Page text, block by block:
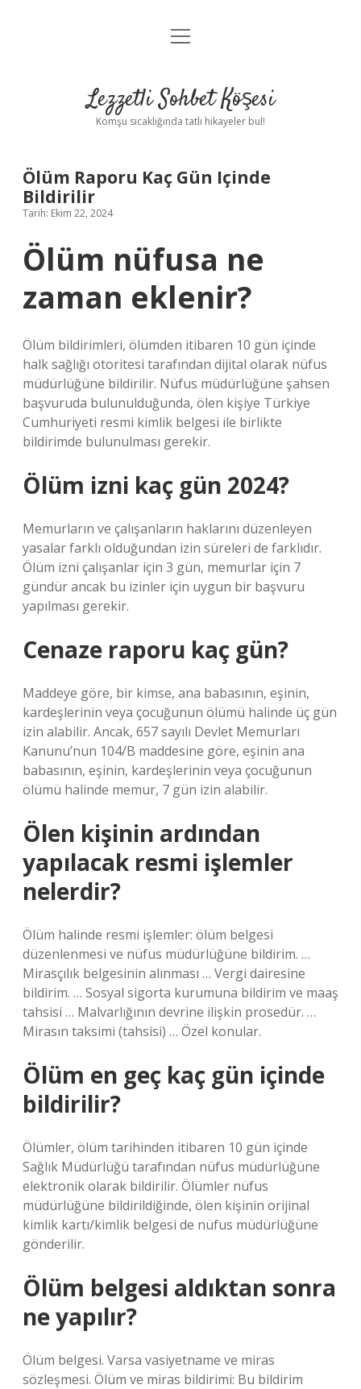
Anasayfa
Yasal Uyarı
menüyü
Lezzetli Sohbet Köşesi
Komşu sıcaklığında tatlı hikayeler bul!
Ölüm Raporu Kaç Gün Içinde
Bildirilir
Tarih: Ekim 22, 2024
Ölüm nüfusa ne
zaman eklenir?
Ölüm bildirimleri, ölümden itibaren 10 gün içinde
halk sağlığı otoritesi tarafından dijital olarak nüfus
müdürlüğüne bildirilir. Nüfus müdürlüğüne şahsen
başvuruda bulunulduğunda, ölen kişiye Türkiye
Cumhuriyeti resmi kimlik belgesi ile birlikte
bildirimde bulunulması gerekir.
Ölüm izni kaç gün 2024?
Memurların ve çalışanların haklarını düzenleyen
yasalar farklı olduğundan izin süreleri de farklıdır.
Ölüm izni çalışanlar için 3 gün, memurlar için 7
gündür ancak bu izinler için uygun bir başvuru
yapılması gerekir.
Cenaze raporu kaç gün?
Maddeye göre, bir kimse, ana babasının, eşinin,
kardeşlerinin veya çocuğunun ölümü halinde üç gün
izin alabilir. Ancak, 657 sayılı Devlet Memurları
Kanunu’nun 104/B maddesine göre, eşinin ana
babasının, eşinin, kardeşlerinin veya çocuğunun
ölümü halinde memur, 7 gün izin alabilir.
Ölen kişinin ardından
yapılacak resmi işlemler
nelerdir?
Ölüm halinde resmi işlemler: ölüm belgesi
düzenlenmesi ve nüfus müdürlüğüne bildirim. …
Mirasçılık belgesinin alınması … Vergi dairesine
bildirim. … Sosyal sigorta kurumuna bildirim ve maaş
tahsisi … Malvarlığının devrine ilişkin prosedür. …
Mirasın taksimi (tahsisi) … Özel konular.
Ölüm en geç kaç gün içinde
bildirilir?
Ölümler, ölüm tarihinden itibaren 10 gün içinde
Sağlık Müdürlüğü tarafından nüfus müdürlüğüne
elektronik olarak bildirilir. Ölümler nüfus
müdürlüğüne bildirildiğinde, ölen kişinin orijinal
kimlik kartı/kimlik belgesi de nüfus müdürlüğüne
gönderilir.
Ölüm belgesi aldıktan sonra
ne yapılır?
Ölüm belgesi. Varsa vasiyetname ve miras
sözleşmesi. Ölüm ve miras bildirimi: Bu bildirim